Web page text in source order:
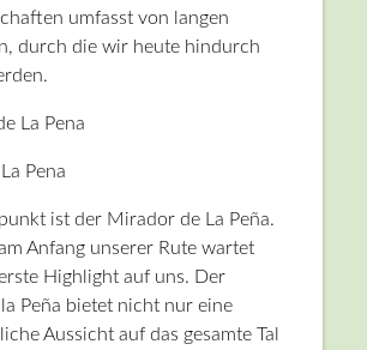
umfasst von langen
durch die wir heute hindurch
Pena
ist der Mirador de La Peña.
Anfang unserer Rute wartet
Highlight auf uns. Der
Peña bietet nicht nur eine
Aussicht auf das gesamte Tal